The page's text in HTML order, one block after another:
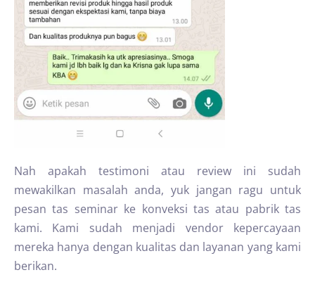
Nah apakah testimoni atau review ini sudah
mewakilkan masalah anda, yuk jangan ragu untuk
pesan tas seminar ke konveksi tas atau pabrik tas
kami. Kami sudah menjadi vendor kepercayaan
mereka hanya dengan kualitas dan layanan yang kami
berikan.